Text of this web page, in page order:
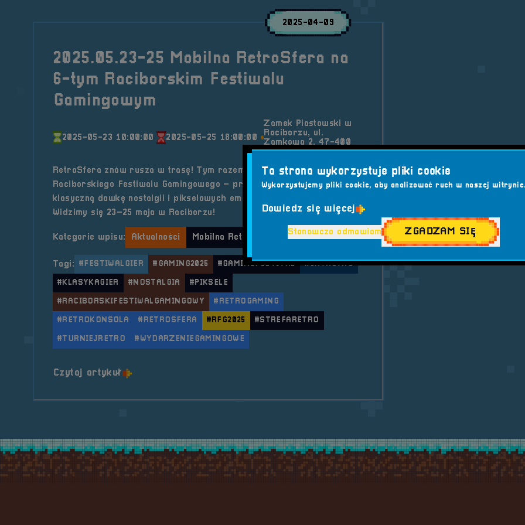
2025-04-09
2025.05.23-25 Mobilna RetroSfera na
6-tym Raciborskim Festiwalu
Gamingowym
2025-05-23 10:00:00 2025-05-25 18:00:00
Zamek Piastowski w
Raciborzu, ul.
Zamkowa 2, 47-400
Racibórz
RetroSfera znów rusza w trasę! Tym razem spotkacie nas podczas 6.
Raciborskiego Festiwalu Gamingowego – przygotowujemy dla Was
klasyczną dawkę nostalgii i pikselowych emocji w naszej Strefie Retro.
Widzimy się 23–25 maja w Raciborzu!
Kategorie wpisu: Aktualności Mobilna RetroSfera Wydarzenia
Tagi: #FESTIWALGIER #GAMING2025 #GAMINGFESTIVAL #GRYRETRO
#KLASYKAGIER #NOSTALGIA #PIKSELE
#RACIBORSKIFESTIWALGAMINGOWY #RETROGAMING
#RETROKONSOLA #RETROSFERA #RFG2025 #STREFARETRO
#TURNIEJRETRO #WYDARZENIEGAMINGOWE
Czytaj artykuło tytule 2025.05.23-25 Mobilna RetroSfera na 6-tym Raciborskim Festiwalu
Ta strona wykorzystuje pliki cookie
Wykorzystujemy pliki cookie, aby analizować ruch w naszej
Dowiedz się więcej
Stanowczo odmawiam ZGADZAM SIĘ